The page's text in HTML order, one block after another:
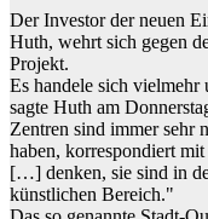
Der Investor der neuen
Huth, wehrt sich gegen
Projekt.
Es handele sich vielmehr
sagte Huth am
Zentren sind immer sehr
haben, korrespondiert
[…] denken, sie sind in
künstlichen Bereich."